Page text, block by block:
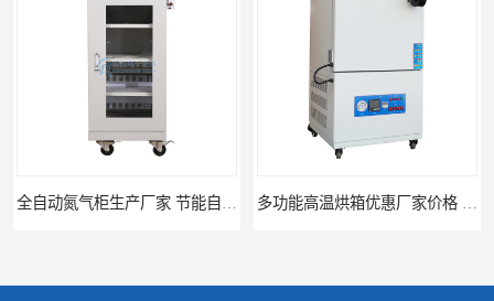
全自动氮气柜生产厂家 节能自制氮气柜优质供应 多功能高温烘箱优惠厂家价格 高温干燥箱供应直销